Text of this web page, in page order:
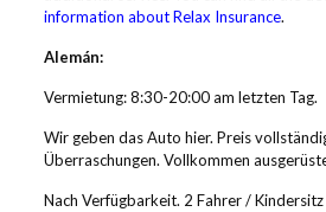
information about Relax Insurance.
Alemán:
Vermietung: 8:30-20:00 am letzten Tag.
Wir geben das Auto hier. Preis
Überraschungen. Vollkommen
Nach Verfügbarkeit. 2 Fahrer /